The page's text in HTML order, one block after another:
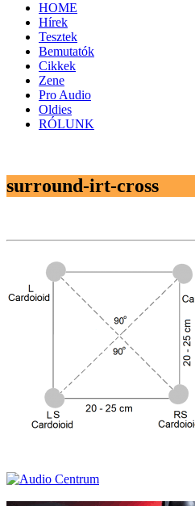
HOME
Hírek
Tesztek
Bemutatók
Cikkek
Zene
Pro Audio
Oldies
RÓLUNK
surround-irt-cross